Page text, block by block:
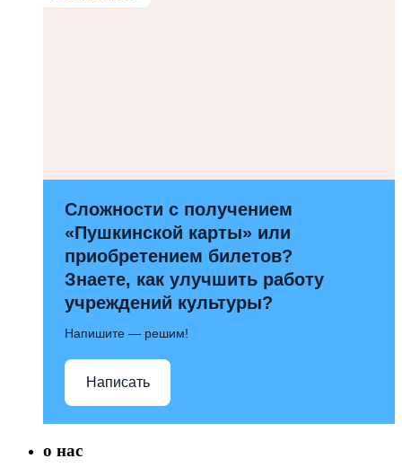
Сложности с получением
«Пушкинской карты» или
приобретением билетов?
Знаете, как улучшить работу
учреждений культуры?
Напишите — решим!
Написать
о нас